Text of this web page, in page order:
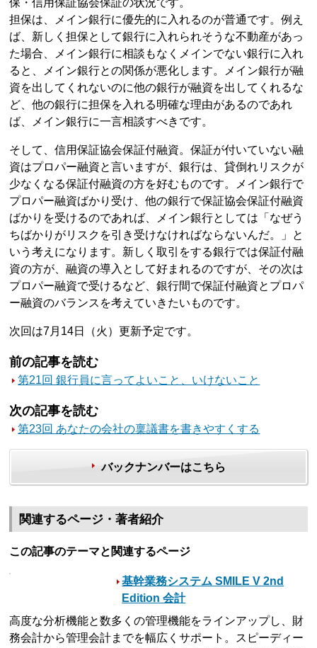
担保は、メイン銀行に優先的に入れるのが普通です。例え
ば、新しく担保として銀行に入れられそうな不動産があっ
た場合、メイン銀行に相談もなくメインでない銀行に入れ
ると、メイン銀行との関係が悪化します。メイン銀行が融
資を出してくれないのに他の銀行が融資を出してくれるな
ど、他の銀行に担保を入れる明確な理由があるのであれ
ば、メイン銀行に一言相談すべきです。
そして、信用保証協会保証付融資。保証が付いていない融
資はプロパー融資と言いますが、銀行は、貸倒れリスクが
少なくなる保証付融資の方を好むものです。メイン銀行で
プロパー融資ばかり受け、他の銀行で保証協会保証付融資
ばかりを受けるのであれば、メイン銀行としては「なぜう
ちばかりがリスクを引き受けなければならないんだ。」と
いう考えになります。新しく取引をする銀行では保証付融
資の方が、融資の導入として好まれるのですが、その次は
プロパー融資で受けるなど、銀行間で保証付融資とプロパ
ー融資のバランスを考えていきたいものです。
次回は7月14日（火）更新予定です。
前の記事を読む
第21回 銀行員に言ってよいこと、いけないこと
次の記事を読む
第23回 あなたの会社の稟議書を書きやすくする
バックナンバーはこちら
関連するページ・著者紹介
この記事のテーマと関連するページ
基幹業務システム SMILE V 2nd
Edition 会計
高度な分析機能と数多くの管理機能をラインアップし、財
務会計から管理会計までを幅広くサポート。スピーディー